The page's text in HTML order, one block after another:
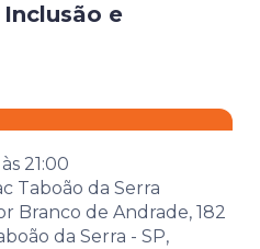
e
às 21:00
Taboão da Serra
Branco de Andrade, 182
da Serra - SP,